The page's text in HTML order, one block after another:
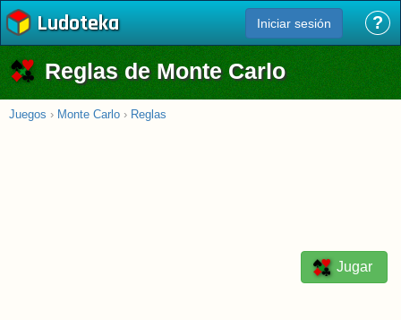
Ludoteka Iniciar sesión ?
Reglas de Monte Carlo
Juegos › Monte Carlo › Reglas
Jugar